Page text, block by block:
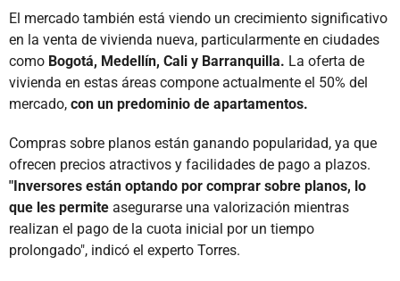
El mercado también está viendo un crecimiento significativo
en la venta de vivienda nueva, particularmente en ciudades
como Bogotá, Medellín, Cali y Barranquilla. La oferta de
vivienda en estas áreas compone actualmente el 50% del
mercado, con un predominio de apartamentos.
Compras sobre planos están ganando popularidad, ya que
ofrecen precios atractivos y facilidades de pago a plazos.
"Inversores están optando por comprar sobre planos, lo
que les permite asegurarse una valorización mientras
realizan el pago de la cuota inicial por un tiempo
prolongado", indicó el experto Torres.